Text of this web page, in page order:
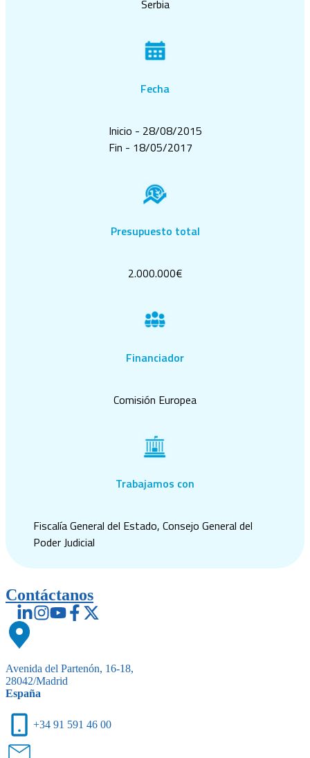
Serbia
Fecha
Inicio - 28/08/2015
Fin - 18/05/2017
Presupuesto total
2.000.000€
Financiador
Comisión Europea
Trabajamos con
Fiscalía General del Estado, Consejo General del
Poder Judicial
Contáctanos
Avenida del Partenón, 16-18,
28042/Madrid
España
+34 91 591 46 00